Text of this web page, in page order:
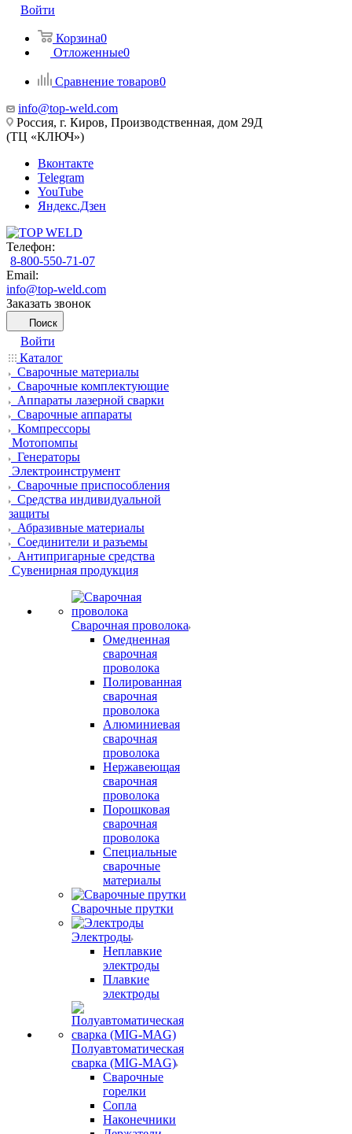
Войти
Корзина0
Отложенные0
Сравнение товаров0
info@top-weld.com
Россия, г. Киров, Производственная, дом 29Д
(ТЦ «КЛЮЧ»)
Вконтакте
Telegram
YouTube
Яндекс.Дзен
Телефон:
8-800-550-71-07
Email:
info@top-weld.com
Заказать звонок
Поиск
Войти
Каталог
Сварочные материалы
Сварочные комплектующие
Аппараты лазерной сварки
Сварочные аппараты
Компрессоры
Мотопомпы
Генераторы
Электроинструмент
Сварочные приспособления
Средства индивидуальной
защиты
Абразивные материалы
Соединители и разъемы
Антипригарные средства
Сувенирная продукция
Сварочная проволока
Омедненная
сварочная
проволока
Полированная
сварочная
проволока
Алюминиевая
сварочная
проволока
Нержавеющая
сварочная
проволока
Порошковая
сварочная
проволока
Специальные
сварочные
материалы
Сварочные прутки
Электроды
Неплавкие
электроды
Плавкие
электроды
Полуавтоматическая
сварка (MIG-MAG)
Сварочные
горелки
Сопла
Наконечники